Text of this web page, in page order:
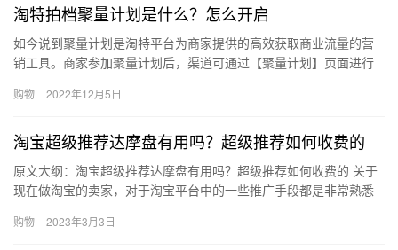
淘特拍档聚量计划是什么？怎么开启
如今说到聚量计划是淘特平台为商家提供的高效获取商业流量的营
销工具。商家参加聚量计划后，渠道可通过【聚量计划】页面进行
么？怎么…
购物 2022年12月5日
淘宝超级推荐达摩盘有用吗？超级推荐如何收费的
原文大纲：淘宝超级推荐达摩盘有用吗？超级推荐如何收费的 关于
现在做淘宝的卖家，对于淘宝平台中的一些推广手段都是非常熟悉
其实…
购物 2023年3月3日